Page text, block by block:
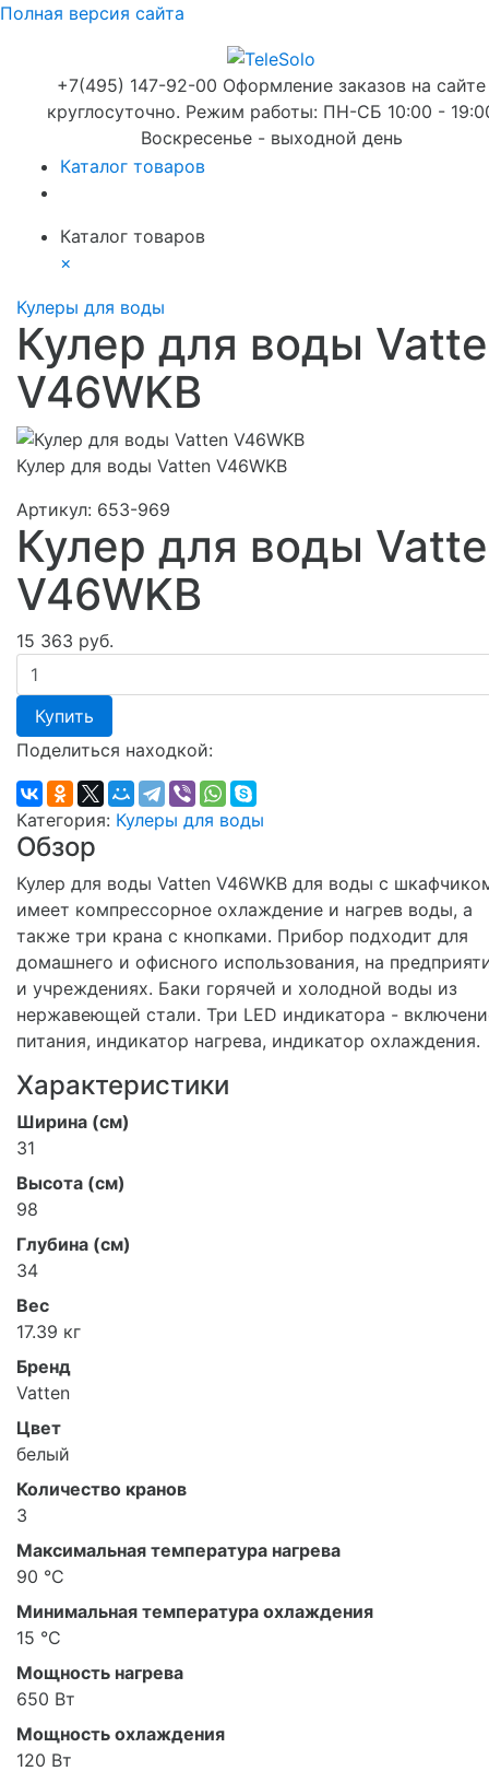
Полная версия сайта
+7(495) 147-92-00 Оформление заказов на сайте
круглосуточно. Режим работы: ПН-СБ 10:00 -
Воскресенье - выходной день
Каталог товаров
Каталог товаров
×
Кулеры для воды
Кулер для воды
V46WKB
Кулер для воды Vatten V46WKB
Артикул: 653-969
Кулер для воды
V46WKB
15 363 руб.
Купить
Поделиться находкой:
Категория: Кулеры для воды
Обзор
Кулер для воды Vatten V46WKB для воды с
имеет компрессорное охлаждение и нагрев воды, а
также три крана с кнопками. Прибор подходит для
домашнего и офисного использования, на
и учреждениях. Баки горячей и холодной воды из
нержавеющей стали. Три LED индикатора -
питания, индикатор нагрева, индикатор охлаждения.
Характеристики
Ширина (см)
31
Высота (см)
98
Глубина (см)
34
Вес
17.39 кг
Бренд
Vatten
Цвет
белый
Количество кранов
3
Максимальная температура нагрева
90 °С
Минимальная температура охлаждения
15 °С
Мощность нагрева
650 Вт
Мощность охлаждения
120 Вт